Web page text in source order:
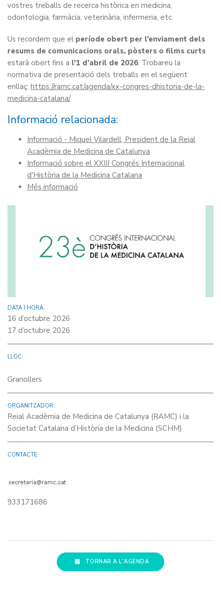
vostres treballs de recerca històrica en medicina,
odontologia, farmàcia, veterinària, infermeria, etc.
Us recordem que el període obert per l’enviament dels
resums de comunicacions orals, pòsters o films curts
estarà obert fins a l'1 d’abril de 2026. Trobareu la
normativa de presentació dels treballs en el següent
enllaç: https://ramc.cat/agenda/xx-congres-dhistoria-de-la-
medicina-catalana/
Informació relacionada:
Informació - Miquel Vilardell, President de la Reial
Acadèmia de Medicina de Catalunya
Informació sobre el XXIII Congrés Internacional
d'Història de la Medicina Catalana
Més informació
DATA I HORA:
16 d’octubre 2026
17 d’octubre 2026
LLOC:
Granollers
ORGANITZADOR:
Reial Acadèmia de Medicina de Catalunya (RAMC) i la
Societat Catalana d’Història de la Medicina (SCHM)
CONTACTE:
933171686
TORNAR A L'AGENDA